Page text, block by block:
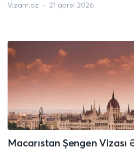
Vizam.az 21 aprel 2026
Macarıstan Şengen Vizası